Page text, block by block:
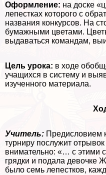
Оформление: на доске
лепестках которого с
названия конкурсов. На
бумажными цветами.
выдаваться комaндам,
Цель урока: в ходе
учащихся в систему и
изученного материала.
Учитель: Предисловием
турниру послужит
внимательно: «… с этими
грядки и подала дeвoчке
было семь лепестков,